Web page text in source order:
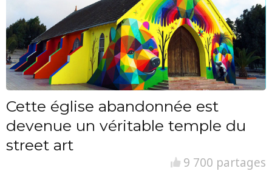
Cette église abandonnée est
devenue un véritable temple du
street art
9 700 partages